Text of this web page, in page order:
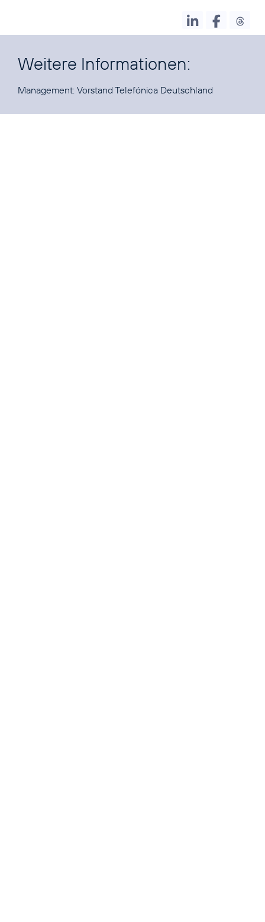
Weitere Informationen:
Management: Vorstand Telefónica Deutschland